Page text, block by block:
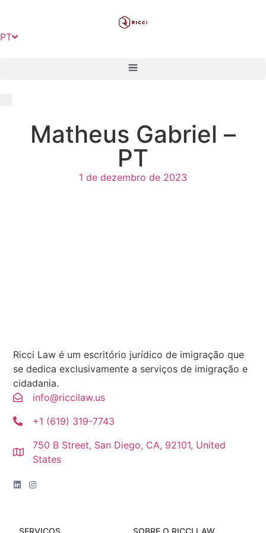
PT
EN
Matheus Gabriel –
PT
1 de dezembro de 2023
Ricci Law é um escritório jurídico de imigração que
se dedica exclusivamente a serviços de imigração e
cidadania.
info@riccilaw.us
+1 (619) 319-7743
750 B Street, San Diego, CA, 92101, United
States
SERVIÇOS SOBRE O RICCI LAW